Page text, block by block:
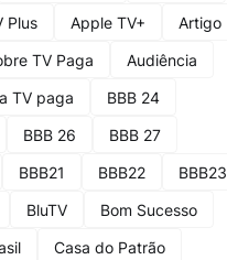
Plus
Apple TV+
Artigo
TV Paga
Audiência
TV paga
BBB 24
BBB 26
BBB 27
BBB21 BBB22
BBB23
BluTV
Bom Sucesso
Casa do Patrão